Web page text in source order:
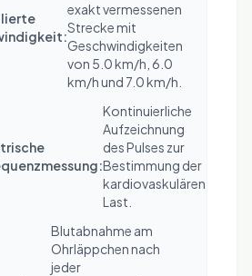
exakt vermessenen
Strecke mit
Geschwindigkeiten
von 5.0 km/h, 6.0
km/h und 7.0 km/h.
Kontinuierliche
Aufzeichnung
des Pulses zur
Bestimmung der
kardiovaskulären
Last.
Blutabnahme am
Ohrläppchen nach
jeder